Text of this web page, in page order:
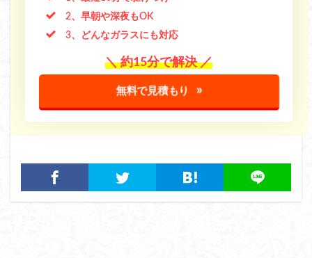
2、早朝や深夜もOK
3、どんなガラスにも対応
＼ 約15分で解決 ／
無料で見積もり